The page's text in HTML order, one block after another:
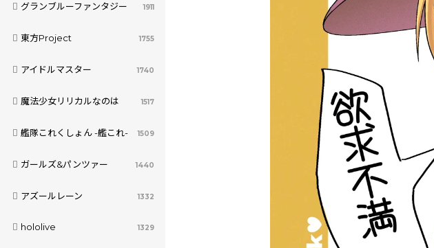
グランブルーファンタジー 1911
東方Project 1755
アイドルマスター 1740
魔法少女リリカルなのは 1517
艦隊これくしょん -艦これ- 1509
ガールズ&パンツァー 1440
アズールレーン 1332
hololive 1329